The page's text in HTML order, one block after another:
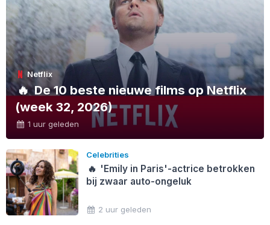
Netflix
🔥De 10 beste nieuwe films op Netflix
(week 32, 2026)
1 uur geleden
Celebrities
🔥 'Emily in Paris'-actrice betrokken
bij zwaar auto-ongeluk
2 uur geleden